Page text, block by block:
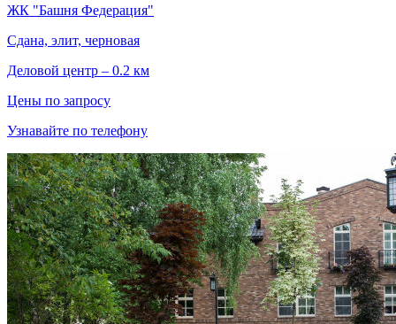
ЖК "Башня Федерация"
Сдана, элит, черновая
Деловой центр – 0.2 км
Цены по запросу
Узнавайте по телефону